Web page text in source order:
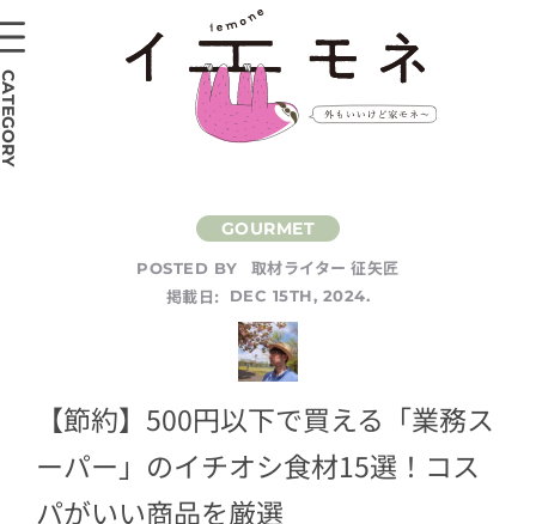
POSTED BY
取材ライター 征矢匠
掲載日:
DEC 15TH, 2024.
【節約】500円以下で買える「業務ス
ーパー」のイチオシ食材15選！コス
パがいい商品を厳選